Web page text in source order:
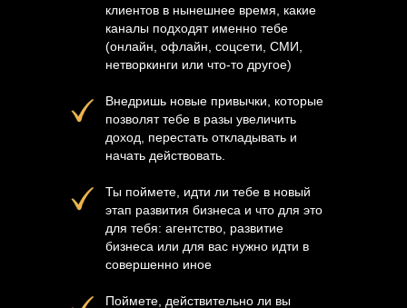
клиентов в нынешнее время, какие
каналы подходят именно тебе
(онлайн, офлайн, соцсети, СМИ,
нетворкинги или что-то другое)
Внедришь новые привычки, которые
позволят тебе в разы увеличить
доход, перестать откладывать и
начать действовать.
Ты поймете, идти ли тебе в новый
этап развития бизнеса и что для это
для тебя: агентство, развитие
бизнеса или для вас нужно идти в
совершенно иное
Поймете, действительно ли вы